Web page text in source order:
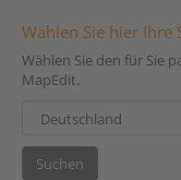
Wählen Sie hier Ihre
Wählen Sie den für Sie
MapEdit.
Suchen